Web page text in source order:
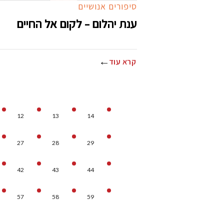
סיפורים אנושיים
ענת יהלום – לקום אל החיים
קרא עוד
12 13 14
27 28 29
42 43 44
57 58 59